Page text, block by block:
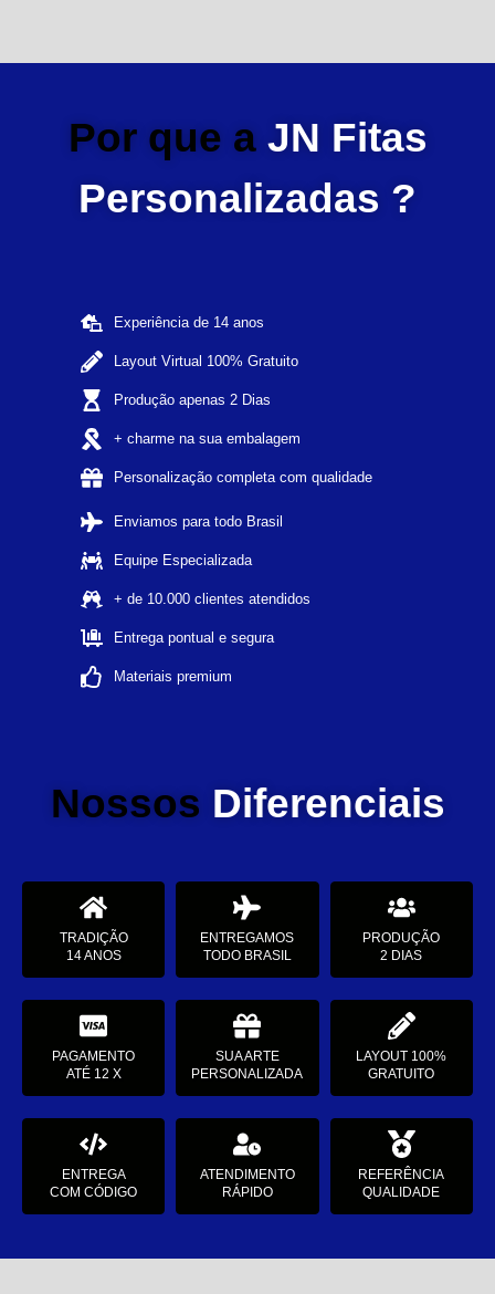
Por que a JN Fitas
Personalizadas ?
Experiência de 14 anos
Layout Virtual 100% Gratuito
Produção apenas 2 Dias
+ charme na sua embalagem
Personalização completa com qualidade
Enviamos para todo Brasil
Equipe Especializada
+ de 10.000 clientes atendidos
Entrega pontual e segura
Materiais premium
Nossos Diferenciais
TRADIÇÃO
14 ANOS
ENTREGAMOS
TODO BRASIL
PRODUÇÃO
2 DIAS
PAGAMENTO
ATÉ 12 X
SUA ARTE
PERSONALIZADA
LAYOUT 100%
GRATUITO
ENTREGA
COM CÓDIGO
ATENDIMENTO
RÁPIDO
REFERÊNCIA
QUALIDADE